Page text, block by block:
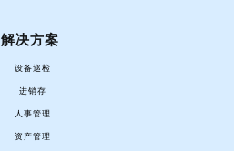
解决方案
设备巡检
进销存
人事管理
资产管理